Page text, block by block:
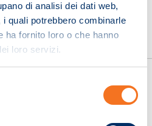
di analisi dei dati web,
quali potrebbero combinarle
ha fornito loro o che hanno
loro servizi.